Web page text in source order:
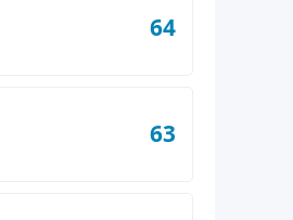
64
63